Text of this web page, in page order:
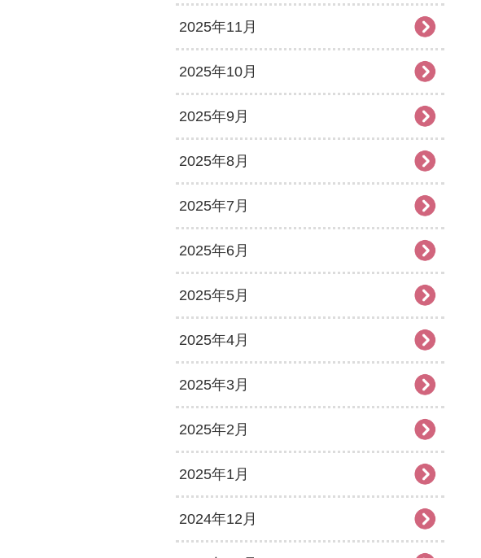
2025年11月
2025年10月
2025年9月
2025年8月
2025年7月
2025年6月
2025年5月
2025年4月
2025年3月
2025年2月
2025年1月
2024年12月